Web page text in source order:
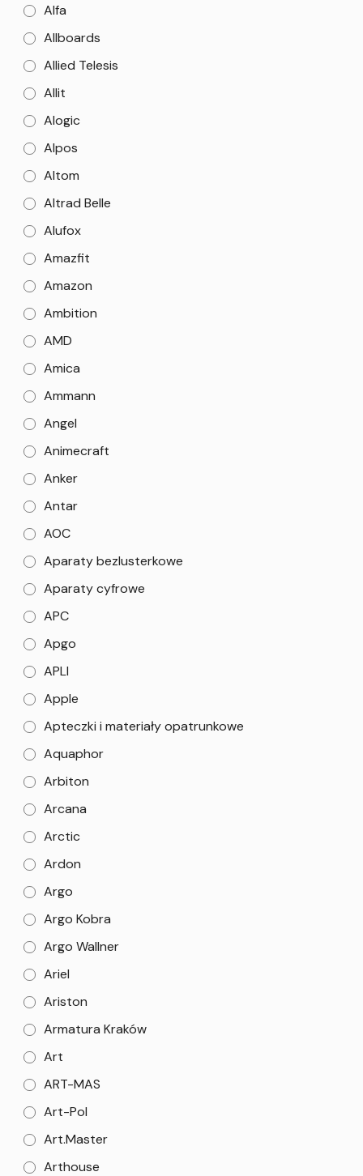
Alfa
Allboards
Allied Telesis
Allit
Alogic
Alpos
Altom
Altrad Belle
Alufox
Amazfit
Amazon
Ambition
AMD
Amica
Ammann
Angel
Animecraft
Anker
Antar
AOC
Aparaty bezlusterkowe
Aparaty cyfrowe
APC
Apgo
APLI
Apple
Apteczki i materiały opatrunkowe
Aquaphor
Arbiton
Arcana
Arctic
Ardon
Argo
Argo Kobra
Argo Wallner
Ariel
Ariston
Armatura Kraków
Art
ART-MAS
Art-Pol
Art.Master
Arthouse